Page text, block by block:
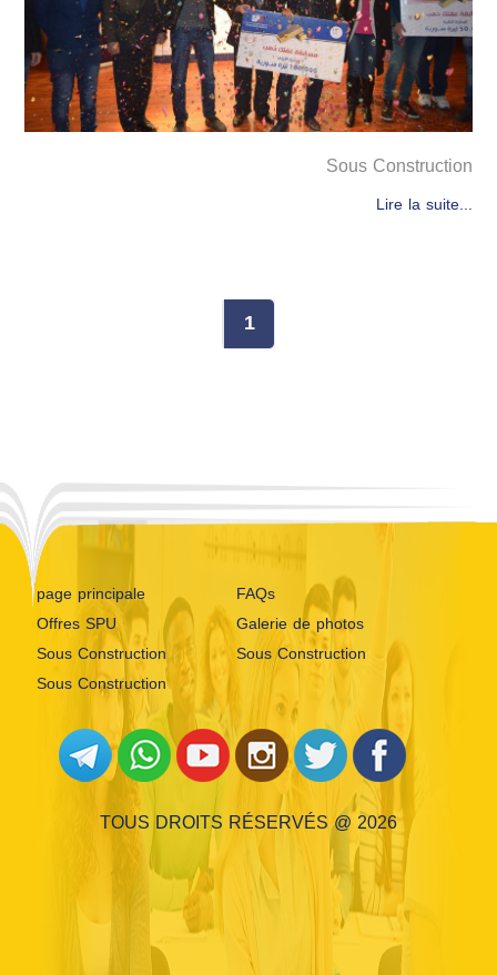
Sous Construction
Lire la suite...
1
page principale
FAQs
Offres SPU
Galerie de photos
Sous Construction
Sous Construction
Sous Construction
TOUS DROITS RÉSERVÉS @ 2026